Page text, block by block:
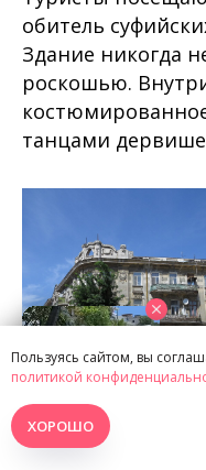
обитель
Здание никогда
роскошью.
танцами
Пользуясь сайтом, вы
политикой
ХОРОШО